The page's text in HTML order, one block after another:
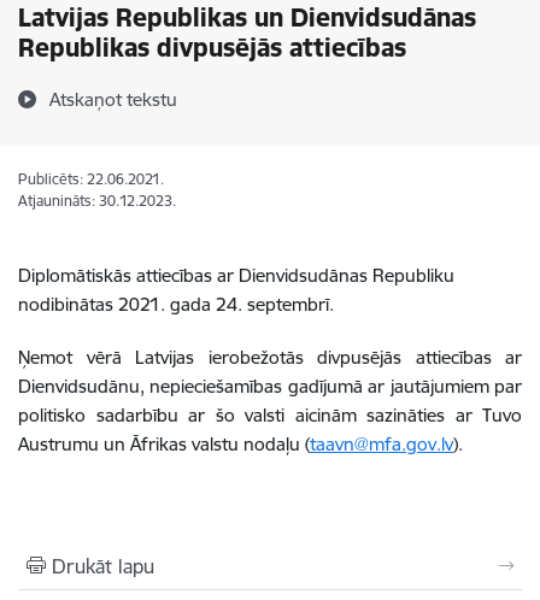
Latvijas Republikas un Dienvidsudānas
Republikas divpusējās attiecības
Atskaņot tekstu
Publicēts: 22.06.2021.
Atjaunināts: 30.12.2023.
Diplomātiskās attiecības ar Dienvidsudānas Republiku
nodibinātas 2021. gada 24. septembrī.
Ņemot vērā Latvijas ierobežotās divpusējās attiecības ar
Dienvidsudānu, nepieciešamības gadījumā ar jautājumiem par
politisko sadarbību ar šo valsti aicinām sazināties ar Tuvo
Austrumu un Āfrikas valstu nodaļu (taavn@mfa.gov.lv).
Drukāt lapu